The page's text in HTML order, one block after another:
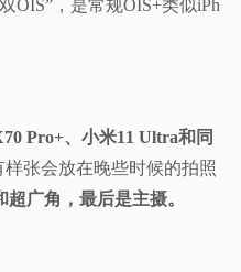
OIS”，是常规OIS+类似iPh
Pro+、小米11 Ultra和同
样张会放在晚些时候的拍照
超广角，最后是主摄。